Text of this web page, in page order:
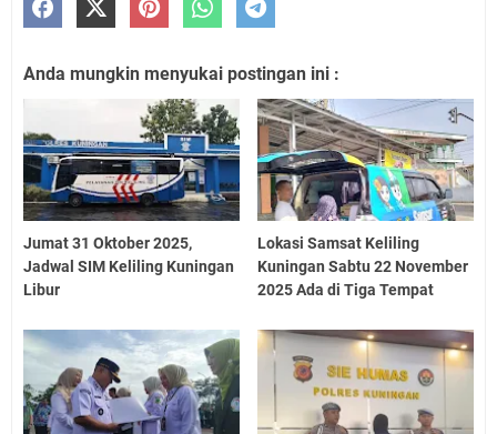
Anda mungkin menyukai postingan ini :
Jumat 31 Oktober 2025,
Jadwal SIM Keliling Kuningan
Libur
Lokasi Samsat Keliling
Kuningan Sabtu 22 November
2025 Ada di Tiga Tempat